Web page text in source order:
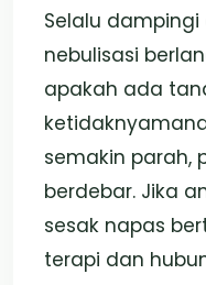
Selalu
nebulisasi
apakah ada
semakin parah,
berdebar. Jika
sesak napas
terapi dan